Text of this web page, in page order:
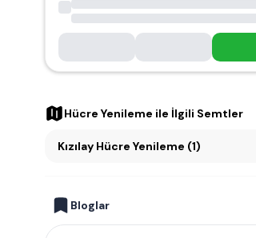
Hücre Yenileme ile İlgili Semtler
Kızılay Hücre Yenileme (1)
Bloglar